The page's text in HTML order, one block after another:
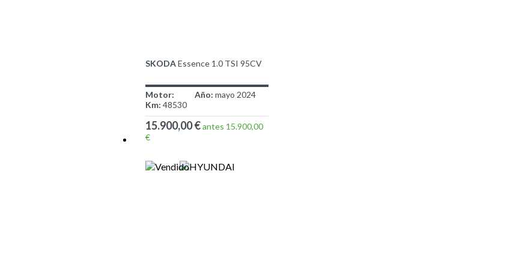
SKODAEssence 1.0 TSI 95CV
Motor: Año: mayo 2024
Km: 48530
15.900,00 €antes 15.900,00
€